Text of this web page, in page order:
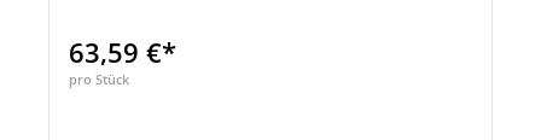
63,59 €*
pro Stück